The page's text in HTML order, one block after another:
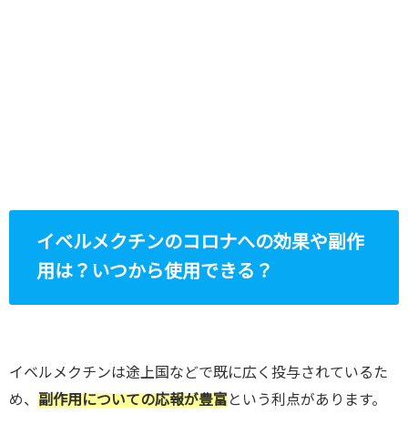
イベルメクチンのコロナへの効果や副作
用は？いつから使用できる？
イベルメクチンは途上国などで既に広く投与されているた
め、 副作用についての応報が豊富 という利点があります。